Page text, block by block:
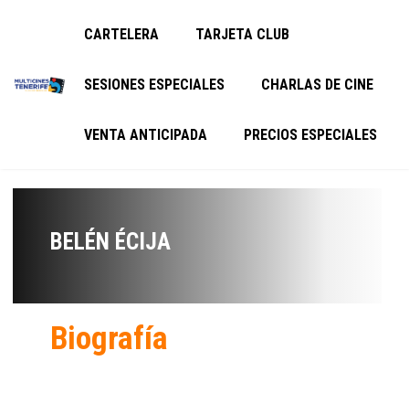
CARTELERA TARJETA CLUB
SESIONES ESPECIALES CHARLAS DE CINE
VENTA ANTICIPADA PRECIOS ESPECIALES
BELÉN ÉCIJA
Biografía